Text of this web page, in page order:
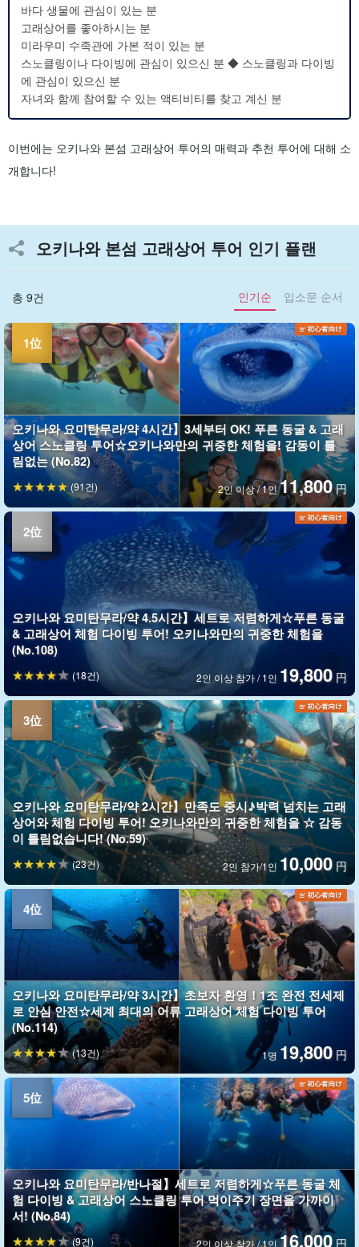
바다 생물에 관심이 있는 분
고래상어를 좋아하시는 분
미라우미 수족관에 가본 적이 있는 분
스노클링이나 다이빙에 관심이 있으신 분 ◆ 스노클링과 다이빙
에 관심이 있으신 분
자녀와 함께 참여할 수 있는 액티비티를 찾고 계신 분
이번에는 오키나와 본섬 고래상어 투어의 매력과 추천 투어에 대해 소
개합니다!
오키나와 본섬 고래상어 투어 인기 플랜
총 9건 인기순 입소문 순서
오키나와 요미탄무라/약 4시간】3세부터 OK! 푸른 동굴 & 고래
상어 스노클링 투어☆오키나와만의 귀중한 체험을! 감동이 틀
림없는 (No.82)
2인 이상 / 1인11,800 円
(91건)
오키나와 요미탄무라/약 4.5시간】세트로 저렴하게☆푸른 동굴
& 고래상어 체험 다이빙 투어! 오키나와만의 귀중한 체험을
(No.108)
2인 이상 참가 / 1인 19,800 円
(18건)
오키나와 요미탄무라/약 2시간】만족도 중시♪박력 넘치는 고래
상어와 체험 다이빙 투어! 오키나와만의 귀중한 체험을 ☆ 감동
이 틀림없습니다! (No.59)
2인 참가/1인 10,000 円
(23건)
오키나와 요미탄무라/약 3시간】초보자 환영！1조 완전 전세제
로 안심 안전☆세계 최대의 어류 고래상어 체험 다이빙 투어
(No.114)
1명 19,800 円
(13건)
오키나와 요미탄무라/반나절】세트로 저렴하게☆푸른 동굴 체
험 다이빙 & 고래상어 스노클링 투어 먹이주기 장면을 가까이
서! (No.84)
2인 이상 참가 / 1인16,000 円
(9건)